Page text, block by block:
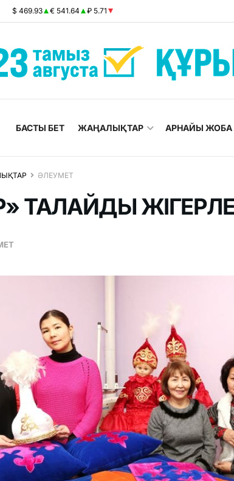
$ 469.93 € 541.64 ₽ 5.71
БАСТЫ БЕТ ЖАҢАЛЫҚТАР АРНАЙЫ ЖОБА
ӘЛЕУМЕТ
ТАЛАЙДЫ